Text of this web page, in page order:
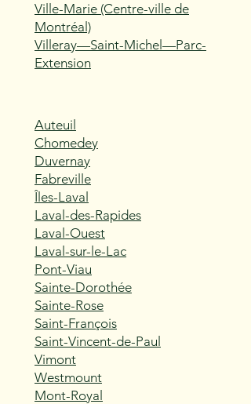
Ville-Marie (Centre-ville de
Montréal)
Villeray—Saint-Michel—Parc-
Extension
Auteuil
Chomedey
Duvernay
Fabreville
Îles-Laval
Laval-des-Rapides
Laval-Ouest
Laval-sur-le-Lac
Pont-Viau
Sainte-Dorothée
Sainte-Rose
Saint-François
Saint-Vincent-de-Paul
Vimont
Westmount
Mont-Royal